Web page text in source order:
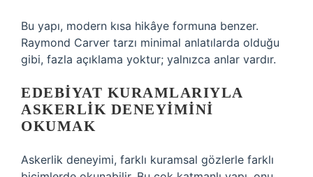
Bu yapı, modern kısa hikâye formuna benzer.
Raymond Carver tarzı minimal anlatılarda olduğu
gibi, fazla açıklama yoktur; yalnızca anlar vardır.
EDEBIYAT KURAMLARIYLA
ASKERLIK DENEYIMINI
OKUMAK
Askerlik deneyimi, farklı kuramsal gözlerle farklı